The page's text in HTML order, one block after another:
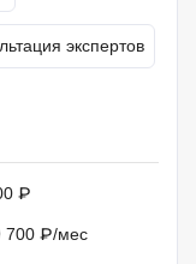
экспертов
₽
700 ₽/мес